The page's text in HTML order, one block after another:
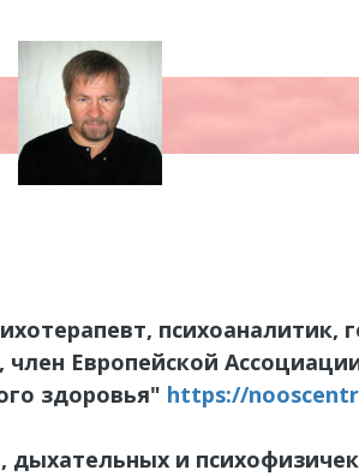
психоаналитик,
Европейской
здоровья" https://
дыхательных и